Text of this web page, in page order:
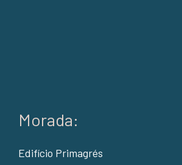
Morada:
Edifício Primagrés